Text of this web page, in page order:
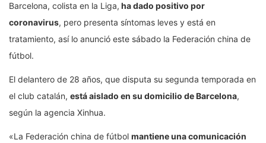
Barcelona, colista en la Liga, ha dado positivo por
coronavirus, pero presenta síntomas leves y está en
tratamiento, así lo anunció este sábado la Federación china de
fútbol.
El delantero de 28 años, que disputa su segunda temporada en
el club catalán, está aislado en su domicilio de Barcelona,
según la agencia Xinhua.
«La Federación china de fútbol mantiene una comunicación